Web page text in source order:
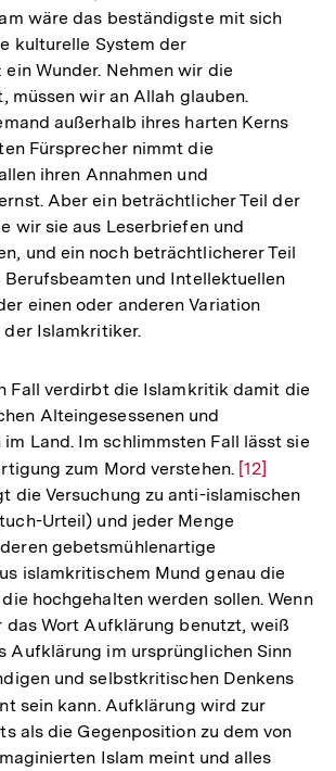
wäre das beständigste mit sich
kulturelle System der
Wunder. Nehmen wir die
müssen wir an Allah glauben.
außerhalb ihres harten Kerns
Fürsprecher nimmt die
ihren Annahmen und
Aber ein beträchtlicher Teil der
wir sie aus Leserbriefen und
und ein noch beträchtlicherer Teil
Berufsbeamten und Intellektuellen
einen oder anderen Variation
der Islamkritiker.
Fall verdirbt die Islamkritik damit die
Alteingesessenen und
Land. Im schlimmsten Fall lässt sie
zum Mord verstehen. Zur
Auflösung
[12]
die Versuchung zu anti-islamischen
Urteil) und jeder Menge
gebetsmühlenartige
islamkritischem Mund genau die
hochgehalten werden sollen. Wenn
Wort Aufklärung benutzt, weiß
Aufklärung im ursprünglichen Sinn
und selbstkritischen Denkens
sein kann. Aufklärung wird zur
als die Gegenposition zu dem von
Islam meint und alles